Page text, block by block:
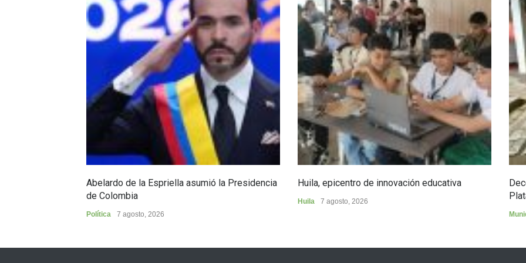
Abelardo de la Espriella asumió la Presidencia
de Colombia
Política 7 agosto, 2026
Huila, epicentro de innovación educativa
Huila 7 agosto, 2026